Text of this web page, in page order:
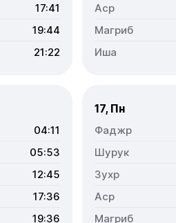
17:41
19:44
21:22
04:11
05:53
12:45
17:36
19:36
17, Пн